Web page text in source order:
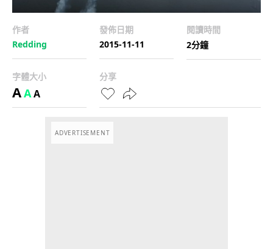
作者
Redding
發佈日期
2015-11-11
閱讀時間
2分鐘
字體大小
AAA
分享
ADVERTISEMENT